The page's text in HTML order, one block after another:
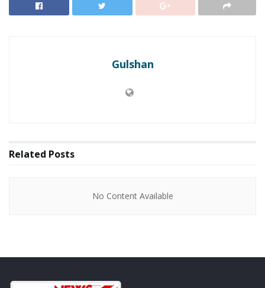
RELATED NEWS
No Content Available
उन्होंने लिखा कि अमेरिकी अधिकारियों द्वारा भारतीयों को हथकड़ी और
अमेरिकी अधिकारियों ने भारतीय राजनयिक देवयानी खोबरागड़े को हथकड़ी
Gulshan
Related Posts
No Content Available